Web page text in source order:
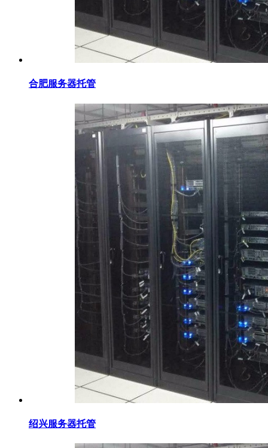
合肥服务器托管
绍兴服务器托管